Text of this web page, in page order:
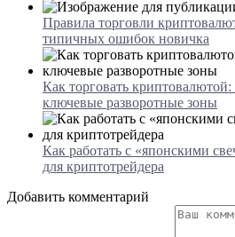
Правила торговли
типичных ошибок новичка
Как торговать
ключевые разворотные зоны
Как работать с «японскими
для криптотрейдера
Добавить комментарий